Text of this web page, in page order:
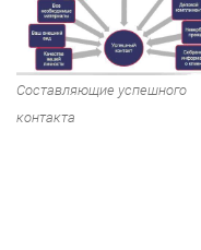
Составляющие успешного
контакта